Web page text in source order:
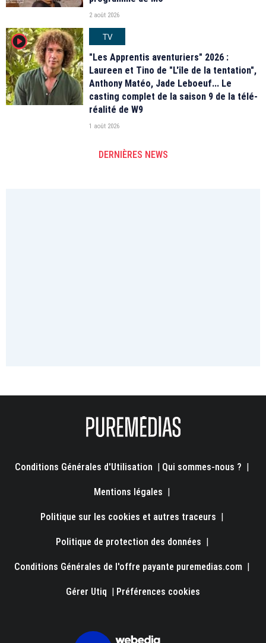
2 août 2026
player2
TV
"Les Apprentis aventuriers" 2026 :
Laureen et Tino de "L'île de la tentation",
Anthony Matéo, Jade Leboeuf... Le
casting complet de la saison 9 de la télé-
réalité de W9
1 août 2026
DERNIÈRES NEWS
Conditions Générales d'Utilisation | Qui sommes-nous ? |
Mentions légales |
Politique sur les cookies et autres traceurs |
Politique de protection des données |
Conditions Générales de l'offre payante puremedias.com |
Gérer Utiq | Préférences cookies